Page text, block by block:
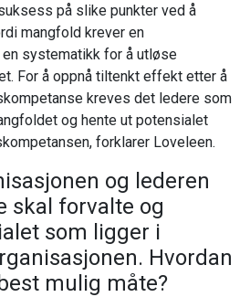
på slike punkter ved å
mangfold krever en
systematikk for å utløse
For å oppnå tiltenkt effekt etter å
kreves det ledere som
og hente ut potensialet
forklarer Loveleen.
og lederen
skal forvalte og
som ligger i
Hvordan
mulig måte?